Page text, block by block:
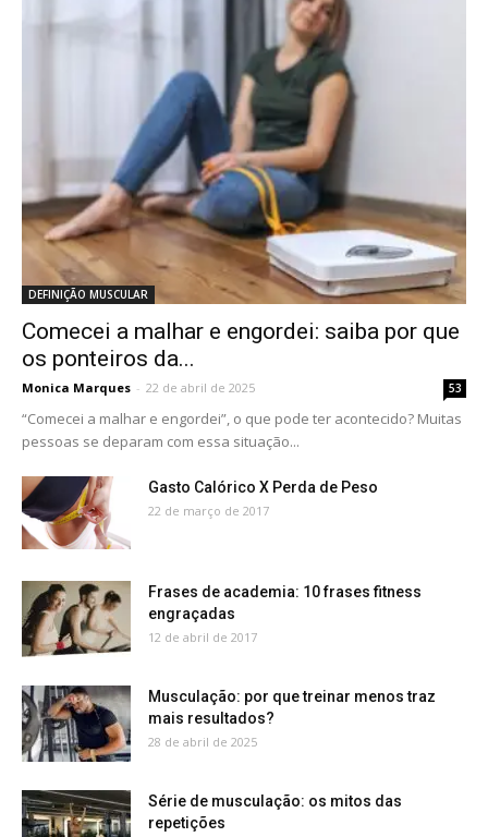
DEFINIÇÃO MUSCULAR
Comecei a malhar e engordei: saiba por que
os ponteiros da...
Monica Marques - 22 de abril de 2025 53
“Comecei a malhar e engordei”, o que pode ter acontecido? Muitas
pessoas se deparam com essa situação...
Gasto Calórico X Perda de Peso
22 de março de 2017
Frases de academia: 10 frases fitness
engraçadas
12 de abril de 2017
Musculação: por que treinar menos traz
mais resultados?
28 de abril de 2025
Série de musculação: os mitos das
repetições